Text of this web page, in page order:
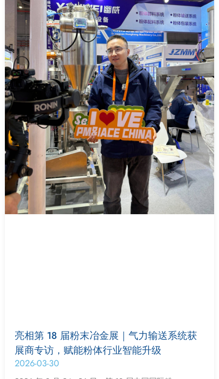
亮相第 18 届粉末冶金展｜气力输送系统获
展商专访，赋能粉体行业智能升级
2026-03-30